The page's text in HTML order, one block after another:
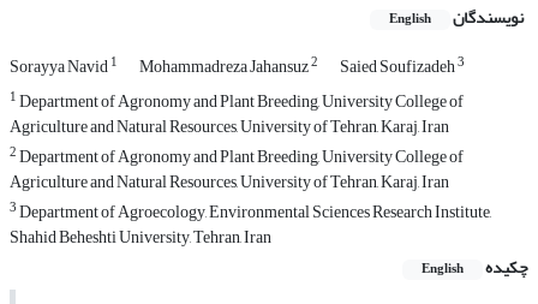
نویسندگان English
Sorayya Navid1 Mohammadreza Jahansuz2 Saied Soufizadeh3
1Department of Agronomy and Plant Breeding, University College of
Agriculture and Natural Resources, University of Tehran, Karaj, Iran
2Department of Agronomy and Plant Breeding, University College of
Agriculture and Natural Resources, University of Tehran, Karaj, Iran
3Department of Agroecology, Environmental Sciences Research Institute,
Shahid Beheshti University, Tehran, Iran
چکیده
English